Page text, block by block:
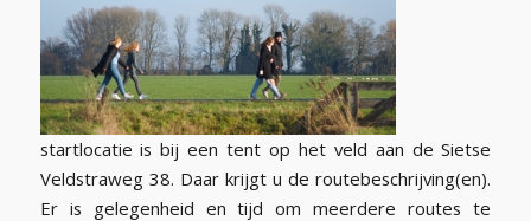
startlocatie is bij een tent op het veld aan de Sietse
Veldstraweg 38. Daar krijgt u de routebeschrijving(en).
Er is gelegenheid en tijd om meerdere routes te